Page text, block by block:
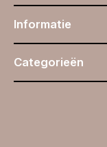
Informatie
Categorieën